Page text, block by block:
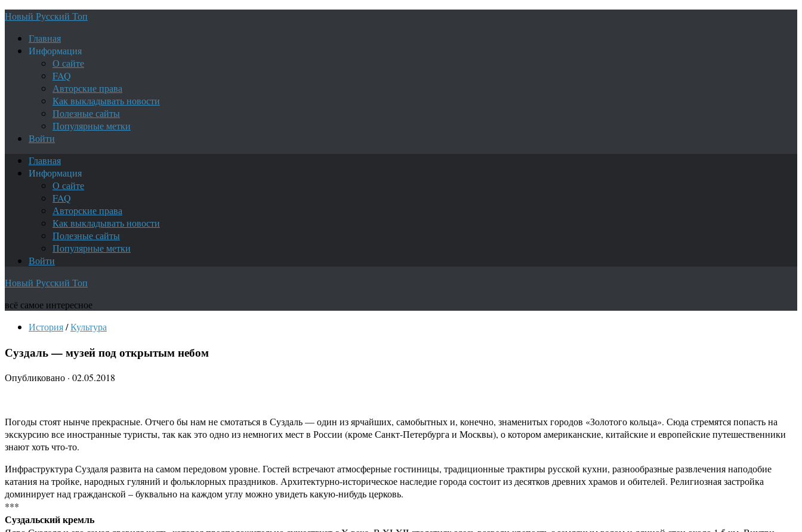
Новый Русский Топ
Главная
Информация
О сайте
FAQ
Авторские права
Как выкладывать новости
Полезные сайты
Популярные метки
Войти
Главная
Информация
О сайте
FAQ
Авторские права
Как выкладывать новости
Полезные сайты
Популярные метки
Войти
Новый Русский Топ
всё самое интересное
История/Культура
Суздаль — музей под открытым небом
Опубликовано · 02.05.2018
Погоды стоят нынче прекрасные. Отчего бы нам не смотаться в Суздаль — один из ярчайших, самобытных и, конечно, знаменитых городов «Золотого кольца». Сюда стремятся попасть на
экскурсию все иностранные туристы, так как это одно из немногих мест в России (кроме Санкт-Петербурга и Москвы), о котором американские, китайские и европейские путешественники
знают хоть что-то.
Инфраструктура Суздаля развита на самом передовом уровне. Гостей встречают атмосферные гостиницы, традиционные трактиры русской кухни, разнообразные развлечения наподобие
катания на тройке, народных гуляний и фольклорных праздников. Архитектурно-историческое наследие города состоит из десятков древних храмов и обителей. Религиозная застройка
доминирует над гражданской – буквально на каждом углу можно увидеть какую-нибудь церковь.
***
Суздальский кремль